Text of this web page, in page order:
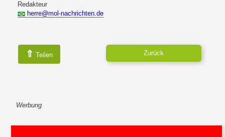
Redakteur
herre@mol-nachrichten.de
⇑ Teilen Zurück
Werbung